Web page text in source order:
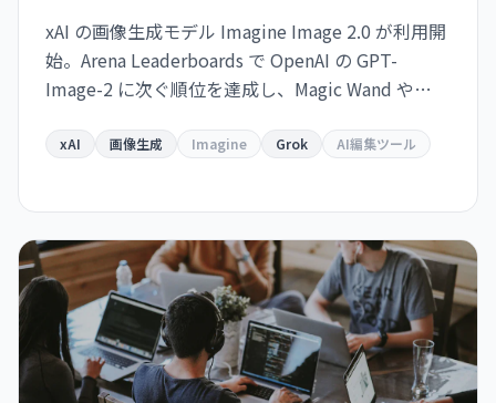
xAI の画像生成モデル Imagine Image 2.0 が利用開
始。Arena Leaderboards で OpenAI の GPT-
Image-2 に次ぐ順位を達成し、Magic Wand や
ている。Grok で即利用可能、API は近日提供予
xAI 画像生成 Imagine Grok AI編集ツール